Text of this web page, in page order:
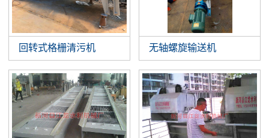
回转式格栅清污机 无轴螺旋输送机